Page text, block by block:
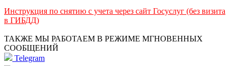
Инструкция по снятию с учета через сайт Госуслуг (без визита
в ГИБДД)
ТАКЖЕ МЫ РАБОТАЕМ В РЕЖИМЕ МГНОВЕННЫХ
СООБЩЕНИЙ
Telegram